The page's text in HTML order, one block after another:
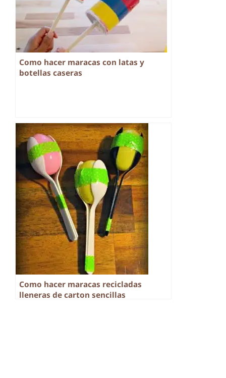
Como hacer maracas con latas y
botellas caseras
Como hacer maracas recicladas
lleneras de carton sencillas